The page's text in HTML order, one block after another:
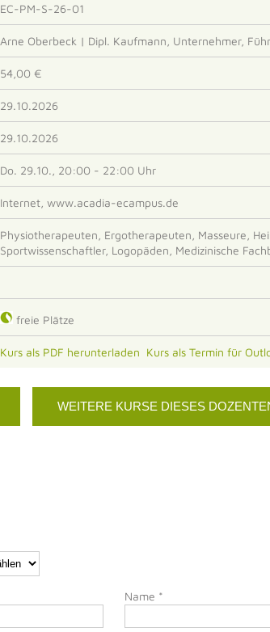
EC-PM-S-26-01
Arne Oberbeck | Dipl. Kaufmann, Unternehmer,
54,00 €
29.10.2026
29.10.2026
Do. 29.10., 20:00 - 22:00 Uhr
Internet, www.acadia-ecampus.de
Physiotherapeuten, Ergotherapeuten, Masseure,
Sportwissenschaftler, Logopäden, Medizinische
freie Plätze
Kurs als PDF herunterladen Kurs als Termin für
WEITERE KURSE DIESES
Name *